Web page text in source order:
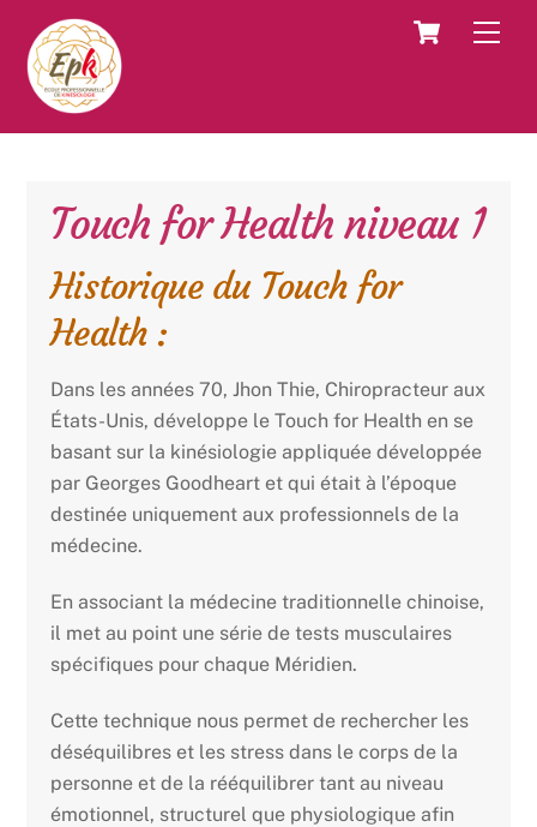
content
Cart
Touch for Health niveau 1
Historique du Touch for
Health :
Dans les années 70, Jhon Thie, Chiropracteur aux
États-Unis, développe le Touch for Health en se
basant sur la kinésiologie appliquée développée
par Georges Goodheart et qui était à l’époque
destinée uniquement aux professionnels de la
médecine.
En associant la médecine traditionnelle chinoise,
il met au point une série de tests musculaires
spécifiques pour chaque Méridien.
Cette technique nous permet de rechercher les
déséquilibres et les stress dans le corps de la
personne et de la rééquilibrer tant au niveau
émotionnel, structurel que physiologique afin